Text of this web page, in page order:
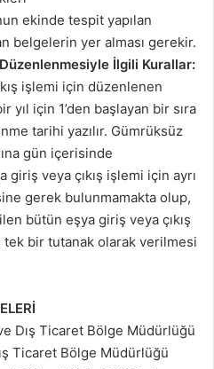
ekinde tespit yapılan
belgelerin yer alması gerekir.
Düzenlenmesiyle İlgili Kurallar:
işlemi için düzenlenen
yıl için 1’den başlayan bir sıra
tarihi yazılır. Gümrüksüz
gün içerisinde
veya çıkış işlemi için ayrı
gerek bulunmamakta olup,
bütün eşya giriş veya çıkış
bir tutanak olarak verilmesi
Dış Ticaret Bölge Müdürlüğü
Ticaret Bölge Müdürlüğü